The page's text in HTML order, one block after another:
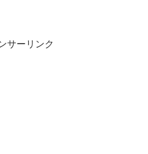
サーリンク